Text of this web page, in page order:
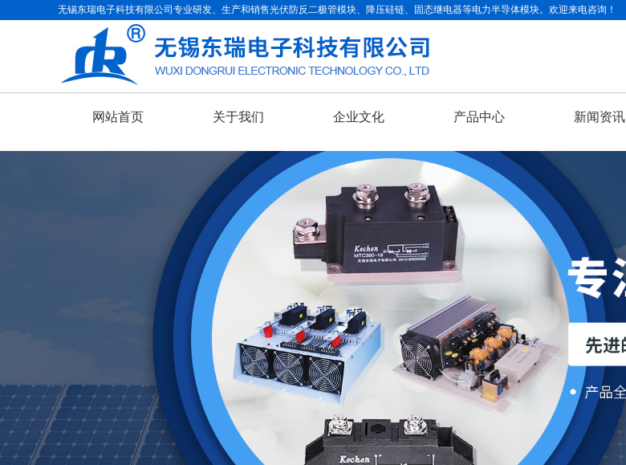
无锡东瑞电子科技有限公司专业研发、生产和销售光伏防反二极管模块、降压硅链、固态继电器等电力半导体模块。欢迎来电咨询！
网站首页 关于我们 企业文化 产品中心 新闻资讯